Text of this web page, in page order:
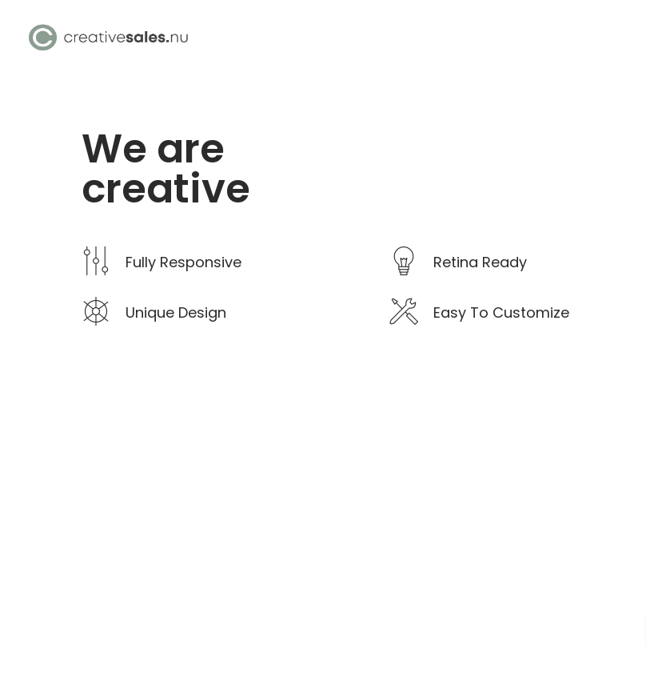
We are
creative
Fully Responsive
Unique Design
Retina Ready
Easy To Customize